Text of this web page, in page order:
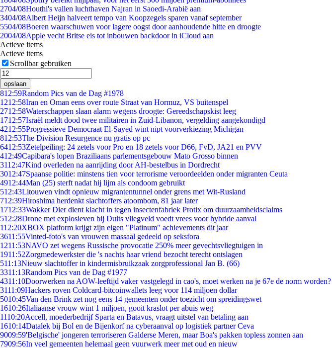
2704/08Houthi's vallen luchthaven Najran in Saoedi-Arabië aan
3404/08Albert Heijn halveert tempo van Koopzegels sparen vanaf september
5504/08Boeren waarschuwen voor lagere oogst door aanhoudende hitte en droogte
2004/08Apple vecht Britse eis tot inbouwen backdoor in iCloud aan
Actieve items
Actieve items
Scrollbar gebruiken
opslaan
812:59Random Pics van de Dag #1978
1212:58Iran en Oman eens over route Straat van Hormuz, VS buitenspel
2712:58Waterschappen slaan alarm wegens droogte: Gereedschapskist leeg
1712:57Israël meldt dood twee militairen in Zuid-Libanon, vergelding aangekondigd
4212:55Progressieve Democraat El-Sayed wint nipt voorverkiezing Michigan
812:53The Division Resurgence nu gratis op pc
6412:53Zetelpeiling: 24 zetels voor Pro en 18 zetels voor D66, FvD, JA21 en PVV
412:49Capibara's lopen Braziliaans parlementsgebouw Mato Grosso binnen
3112:47Kind overleden na aanrijding door AH-bestelbus in Dordrecht
3012:47Spaanse politie: minstens tien voor terrorisme veroordeelden onder migranten Ceuta
4912:44Man (25) sterft nadat hij lijm als condoom gebruikt
512:43Litouwen vindt opnieuw migrantentunnel onder grens met Wit-Rusland
712:39Hiroshima herdenkt slachtoffers atoombom, 81 jaar later
1712:33Wakker Dier dient klacht in tegen insectenfabriek Protix om duurzaamheidsclaims
512:28Drone met explosieven bij Duits vliegveld voedt vrees voor hybride aanval
112:20XBOX platform krijgt zijn eigen "Platinum" achievements dit jaar
3611:55Vinted-foto's van vrouwen massaal gedeeld op seksfora
1211:53NAVO zet wegens Russische provocatie 250% meer gevechtsvliegtuigen in
1911:52Zorgmedewerkster die 's nachts haar vriend bezocht terecht ontslagen
511:13Nieuw slachtoffer in kindermisbruikzaak zorgprofessional Jan B. (66)
3311:13Random Pics van de Dag #1977
4311:10Doorwerken na AOW-leeftijd vaker vastgelegd in cao's, moet werken na je 67e de norm worden?
3111:09Hackers roven Coldcard-bitcoinwallets leeg voor 114 miljoen dollar
5010:45Van den Brink zet nog eens 14 gemeenten onder toezicht om spreidingswet
1610:26Italiaanse vrouw wint 1 miljoen, gooit kraslot per abuis weg
1110:20Accell, moederbedrijf Sparta en Batavus, vraagt uitstel van betaling aan
1610:14Datalek bij Bol en de Bijenkorf na cyberaanval op logistiek partner Ceva
9009:59'Belgische' jongeren terroriseren Galderse Meren, maar Boa's pakken topless zonnen aan
7909:56In veel gemeenten helemaal geen vuurwerk meer met oud en nieuw